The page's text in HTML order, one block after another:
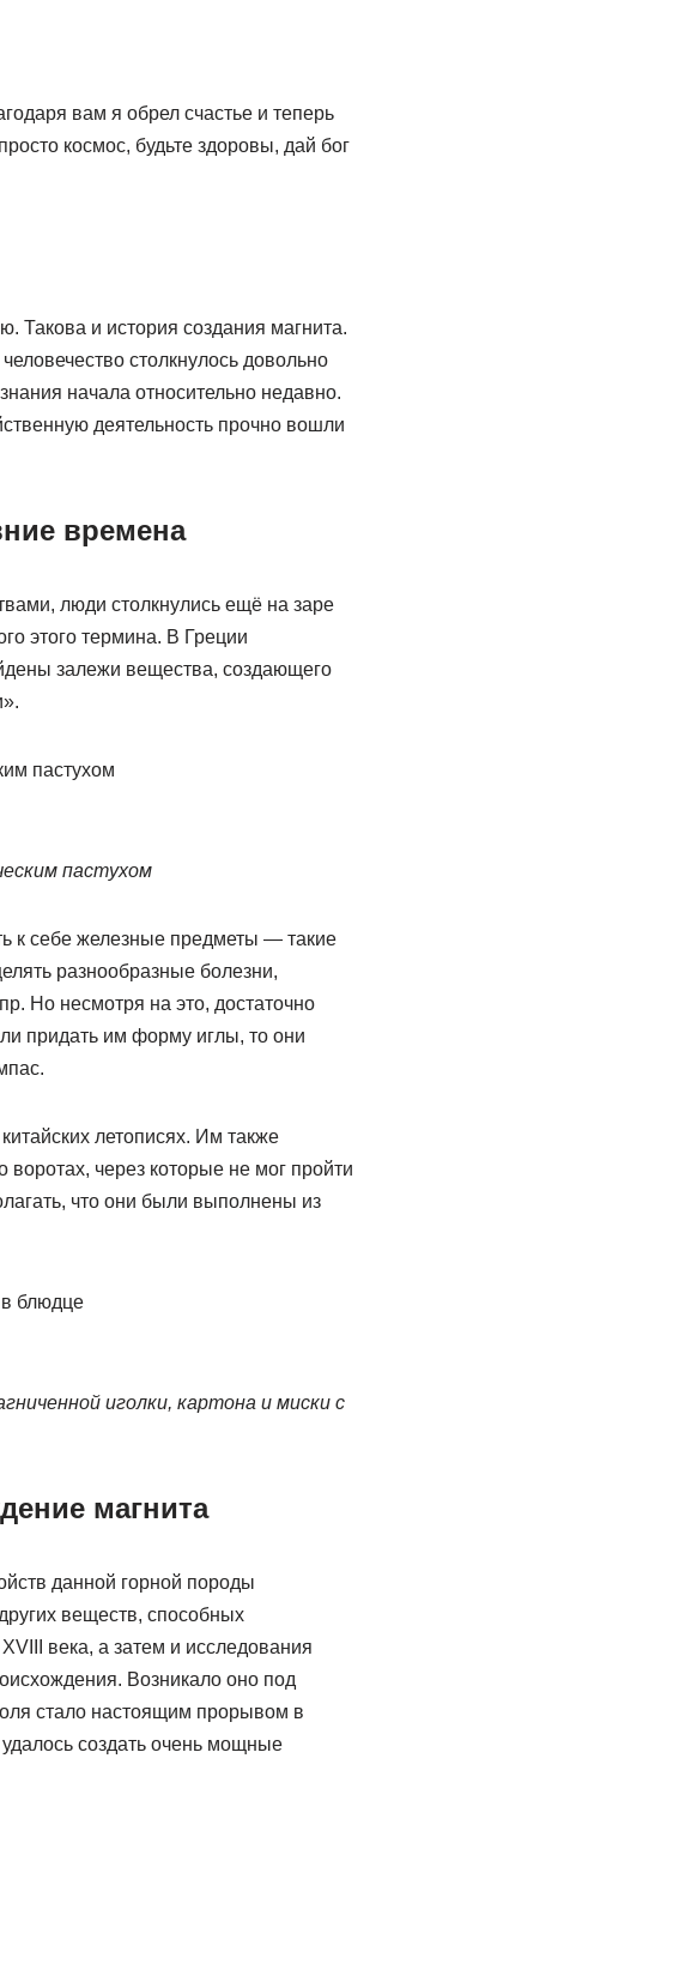
вам я обрел счастье и теперь
космос, будьте здоровы, дай бог
Такова и история создания магнита.
столкнулось довольно
начала относительно недавно.
деятельность прочно вошли
времена
люди столкнулись ещё на заре
этого термина. В Греции
залежи вещества, создающего
пастухом
к себе железные предметы — такие
разнообразные болезни,
Но несмотря на это, достаточно
придать им форму иглы, то они
летописях. Им также
через которые не мог пройти
что они были выполнены из
иголки, картона и миски с
магнита
данной горной породы
веществ, способных
века, а затем и исследования
Возникало оно под
стало настоящим прорывом в
создать очень мощные